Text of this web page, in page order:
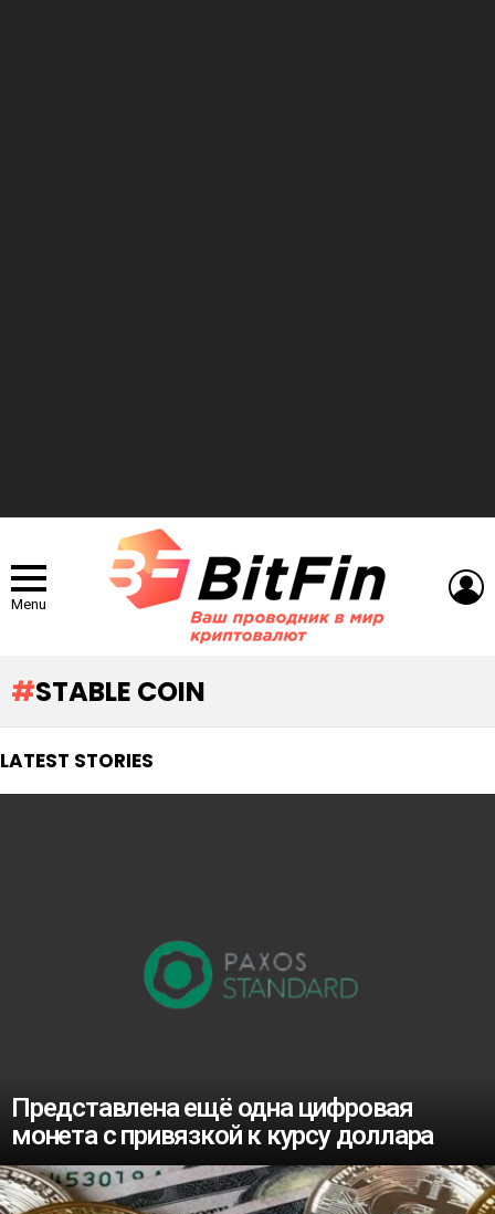
Menu
STABLE COIN
LATEST STORIES
Представлена ещё одна цифровая
монета с привязкой к курсу доллара